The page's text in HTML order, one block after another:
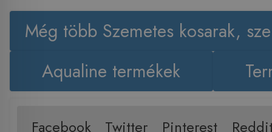
Még több Szemetes kosarak,
Aqualine termékek
Facebook Twitter Pinterest